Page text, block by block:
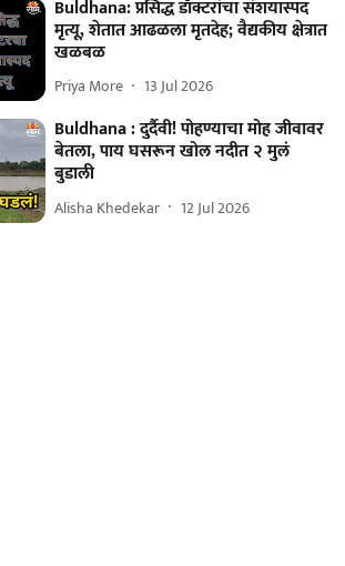
Buldhana: प्रसिद्ध डॉक्टरांचा संशयास्पद
मृत्यू, शेतात आढळला मृतदेह; वैद्यकीय क्षेत्रात
खळबळ
Priya More 13 Jul 2026
Buldhana : दुर्दैवी! पोहण्याचा मोह जीवावर
बेतला, पाय घसरून खोल नदीत २ मुलं
बुडाली
Alisha Khedekar 12 Jul 2026